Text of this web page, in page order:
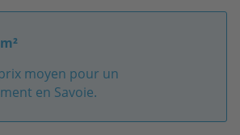
prix moyen pour un
en Savoie.